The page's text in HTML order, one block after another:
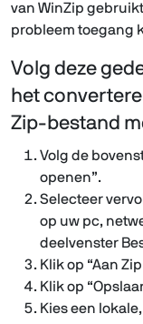
van WinZip
probleem toegang
Volg deze
het
Zip-bestand
Volg de
openen”.
Selecteer
op uw pc,
deelvenster
Klik op “Aan
Klik op
Kies een